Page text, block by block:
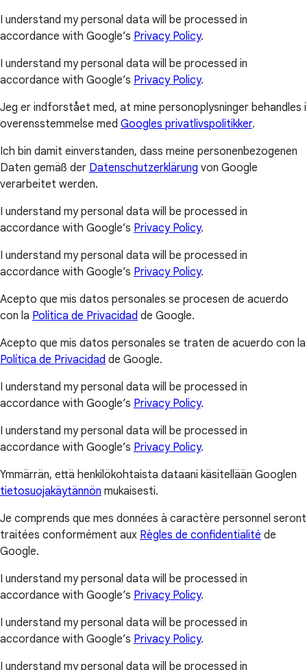
I understand my personal data will be processed in
accordance with Google’s Privacy Policy.
I understand my personal data will be processed in
accordance with Google’s Privacy Policy.
Jeg er indforstået med, at mine personoplysninger behandles i
overensstemmelse med Googles privatlivspolitikker.
Ich bin damit einverstanden, dass meine personenbezogenen
Daten gemäß der Datenschutzerklärung von Google
verarbeitet werden.
I understand my personal data will be processed in
accordance with Google’s Privacy Policy.
I understand my personal data will be processed in
accordance with Google’s Privacy Policy.
Acepto que mis datos personales se procesen de acuerdo
con la Política de Privacidad de Google.
Acepto que mis datos personales se traten de acuerdo con la
Política de Privacidad de Google.
I understand my personal data will be processed in
accordance with Google’s Privacy Policy.
I understand my personal data will be processed in
accordance with Google’s Privacy Policy.
Ymmärrän, että henkilökohtaista dataani käsitellään Googlen
tietosuojakäytännön mukaisesti.
Je comprends que mes données à caractère personnel seront
traitées conformément aux Règles de confidentialité de
Google.
I understand my personal data will be processed in
accordance with Google’s Privacy Policy.
I understand my personal data will be processed in
accordance with Google’s Privacy Policy.
I understand my personal data will be processed in